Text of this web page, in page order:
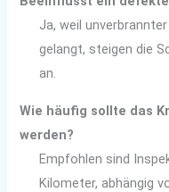
Ja, weil
gelangt, steigen die
an.
Wie häufig sollte das
werden?
Empfohlen sind
Kilometer, abhängig